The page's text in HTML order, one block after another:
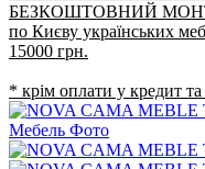
БЕЗКОШТОВНИЙ
по Києву українських
15000 грн.
* крім оплати у кредит та